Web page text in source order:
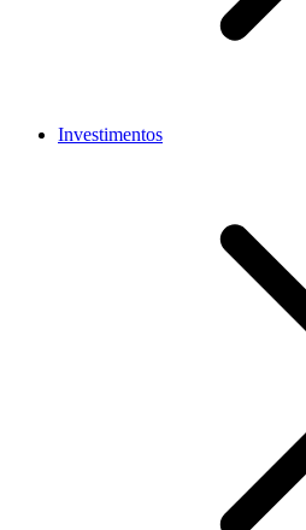
Investimentos